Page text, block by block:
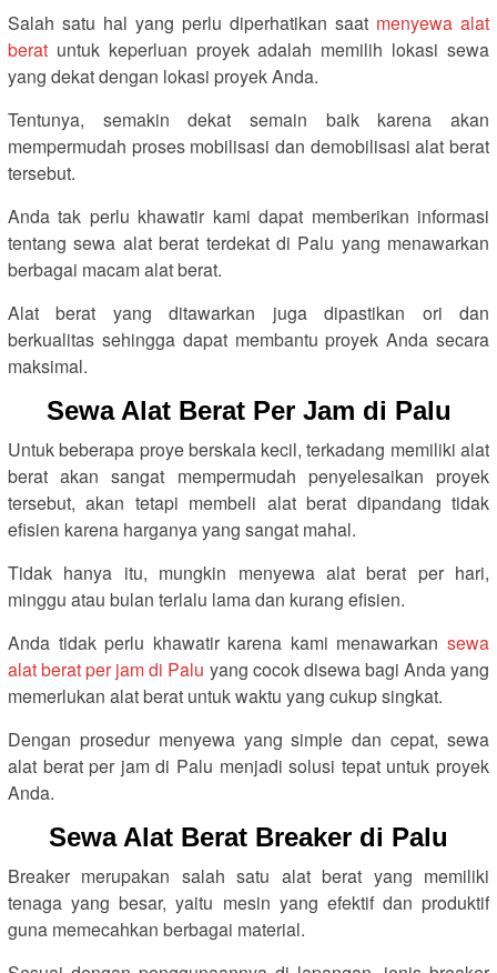
Salah satu hal yang perlu diperhatikan saat menyewa alat
berat untuk keperluan proyek adalah memilih lokasi sewa
yang dekat dengan lokasi proyek Anda.
Tentunya, semakin dekat semain baik karena akan
mempermudah proses mobilisasi dan demobilisasi alat berat
tersebut.
Anda tak perlu khawatir kami dapat memberikan informasi
tentang sewa alat berat terdekat di Palu yang menawarkan
berbagai macam alat berat.
Alat berat yang ditawarkan juga dipastikan ori dan
berkualitas sehingga dapat membantu proyek Anda secara
maksimal.
Sewa Alat Berat Per Jam di Palu
Untuk beberapa proye berskala kecil, terkadang memiliki alat
berat akan sangat mempermudah penyelesaikan proyek
tersebut, akan tetapi membeli alat berat dipandang tidak
efisien karena harganya yang sangat mahal.
Tidak hanya itu, mungkin menyewa alat berat per hari,
minggu atau bulan terlalu lama dan kurang efisien.
Anda tidak perlu khawatir karena kami menawarkan sewa
alat berat per jam di Palu yang cocok disewa bagi Anda yang
memerlukan alat berat untuk waktu yang cukup singkat.
Dengan prosedur menyewa yang simple dan cepat, sewa
alat berat per jam di Palu menjadi solusi tepat untuk proyek
Anda.
Sewa Alat Berat Breaker di Palu
Breaker merupakan salah satu alat berat yang memiliki
tenaga yang besar, yaitu mesin yang efektif dan produktif
guna memecahkan berbagai material.